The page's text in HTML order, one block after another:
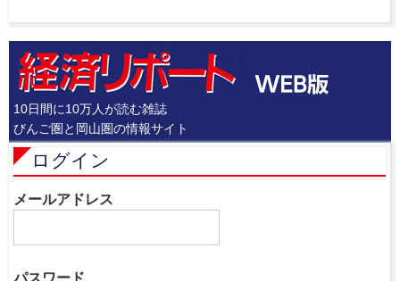
10日間に10万人が読む雑誌
びんご圏と岡山圏の情報サイト
ログイン
メールアドレス
パスワード